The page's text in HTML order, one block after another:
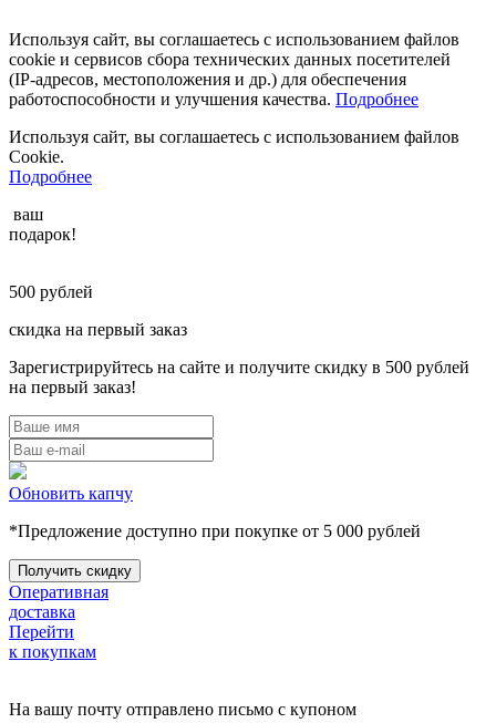
Используя сайт, вы соглашаетесь с использованием файлов
cookie и сервисов сбора технических данных посетителей
(IP‑адресов, местоположения и др.) для обеспечения
работоспособности и улучшения качества. Подробнее
Используя сайт, вы соглашаетесь с использованием файлов
Cookie.
Подробнее
ваш
подарок!
500 рублей
скидка на первый заказ
Зарегистрируйтесь на сайте и получите скидку в 500 рублей
на первый заказ!
Обновить капчу
*Предложение доступно при покупке от 5 000 рублей
Оперативная
доставка
Перейти
к покупкам
На вашу почту отправлено письмо с купоном